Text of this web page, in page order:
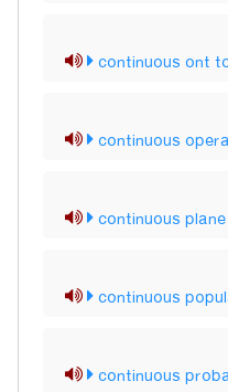
continuous ont
continuous
continuous
continuous
continuous